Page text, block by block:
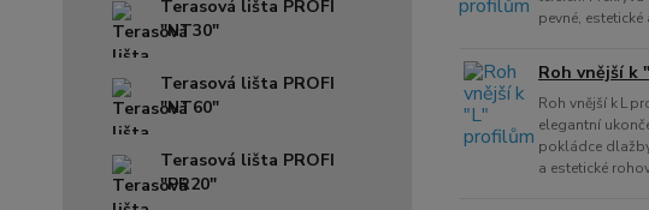
Terasová lišta PROFI
"NT30"
Terasová lišta PROFI
"NT60"
Terasová lišta PROFI
"PR20"
pevné,
Roh vnější k
Roh vnější k L
elegantní
pokládce
a estetické